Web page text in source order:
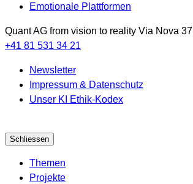
Emotionale Plattformen
Quant AG from vision to reality Via Nova 37
+41 81 531 34 21
Newsletter
Impressum & Datenschutz
Unser KI Ethik-Kodex
Schliessen
Themen
Projekte